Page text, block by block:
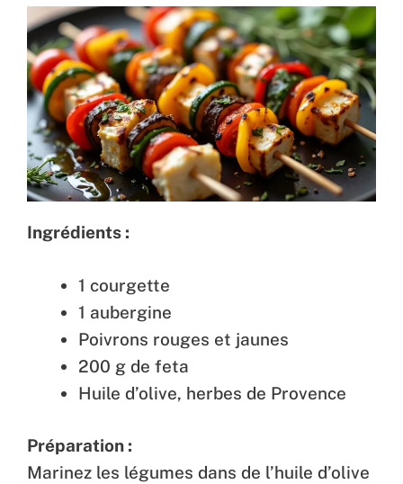
Ingrédients :
1 courgette
1 aubergine
Poivrons rouges et jaunes
200 g de feta
Huile d’olive, herbes de Provence
Préparation :
Marinez les légumes dans de l’huile d’olive